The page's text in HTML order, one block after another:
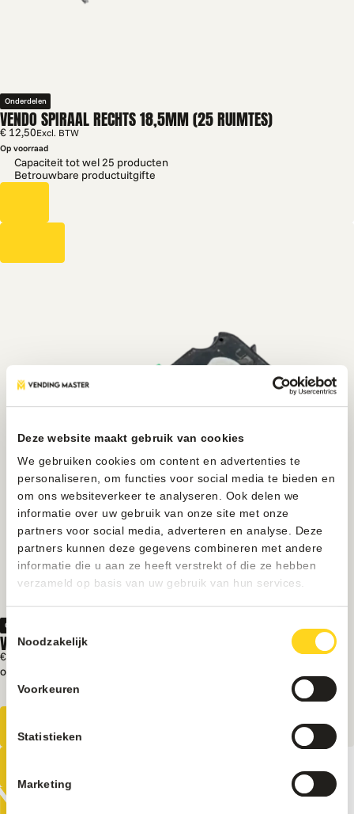
Deze website maakt gebruik van cookies
We gebruiken cookies om content en advertenties te
personaliseren, om functies voor social media te bieden en
om ons websiteverkeer te analyseren. Ook delen we
informatie over uw gebruik van onze site met onze
partners voor social media, adverteren en analyse. Deze
partners kunnen deze gegevens combineren met andere
informatie die u aan ze heeft verstrekt of die ze hebben
verzameld op basis van uw gebruik van hun services.
Toestemmingsselectie
Noodzakelijk
Voorkeuren
Statistieken
Marketing
Onderdelen
VENDO SPIRAAL RECHTS 18,5MM (25 RUIMTES)
€ 12,50Excl. BTW
Op voorraad
Capaciteit tot wel 25 producten
Betrouwbare productuitgifte
Onderdelen
VENDO SPIRAALMOTOR MR130 ENKEL LINKS
€ 25
Op voorraad
Betrouwbare aandrijving